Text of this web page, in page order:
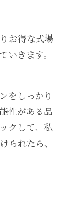
お得な式場
いきます。
をしっかり
性がある品
クして、私
られたら、